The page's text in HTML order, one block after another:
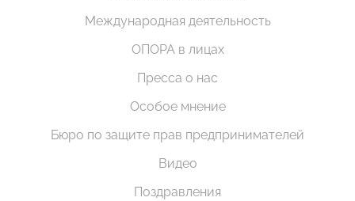
Международная деятельность
ОПОРА в лицах
Пресса о нас
Особое мнение
Бюро по защите прав предпринимателей
Видео
Поздравления